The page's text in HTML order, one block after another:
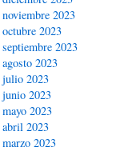
noviembre 2023
octubre 2023
septiembre 2023
agosto 2023
julio 2023
junio 2023
mayo 2023
abril 2023
marzo 2023